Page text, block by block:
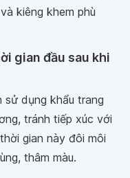
kiêng khem phù
gian đầu sau khi
sử dụng khẩu trang
tránh tiếp xúc với
gian này đôi môi
thâm màu.